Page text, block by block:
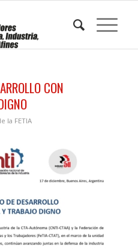
CON
la FETIA